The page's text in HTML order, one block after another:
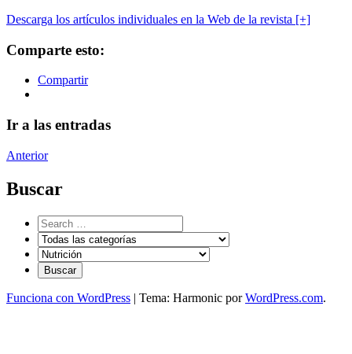
Descarga los artículos individuales en la Web de la revista [+]
Comparte esto:
Compartir
Ir a las entradas
Anterior
Buscar
Funciona con WordPress | Tema: Harmonic porWordPress.com.